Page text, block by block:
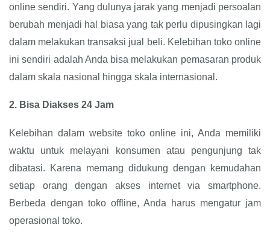
online sendiri. Yang dulunya jarak yang menjadi persoalan
berubah menjadi hal biasa yang tak perlu dipusingkan lagi
dalam melakukan transaksi jual beli. Kelebihan toko online
ini sendiri adalah Anda bisa melakukan pemasaran produk
dalam skala nasional hingga skala internasional.
2. Bisa Diakses 24 Jam
Kelebihan dalam website toko online ini, Anda memiliki
waktu untuk melayani konsumen atau pengunjung tak
dibatasi. Karena memang didukung dengan kemudahan
setiap orang dengan akses internet via smartphone.
Berbeda dengan toko offline, Anda harus mengatur jam
operasional toko.